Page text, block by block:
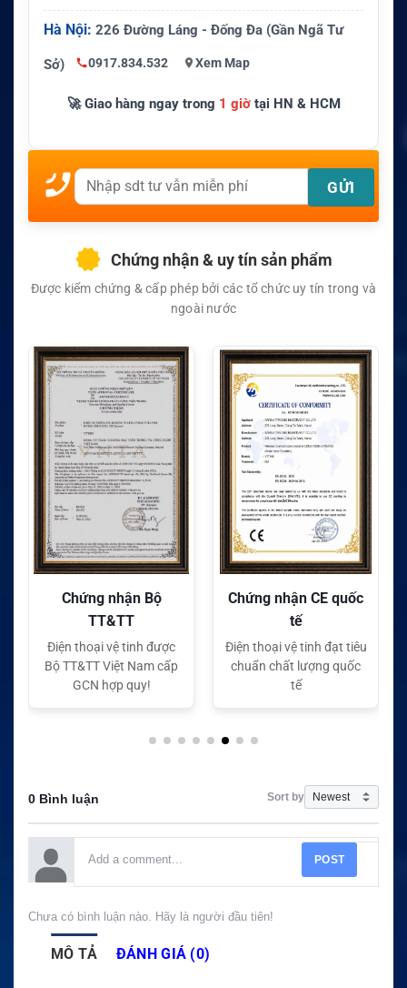
Hà Nội: 226 Đường Láng - Đống Đa (Gần Ngã Tư
Sở) 0917.834.532 Xem Map
🚀 Giao hàng ngay trong 1 giờtại HN & HCM
Chứng nhận & uy tín sản phẩm
Được kiểm chứng & cấp phép bởi các tổ chức uy tín trong và
ngoài nước
Chứng nhận Bộ
TT&TT
Điện thoại vệ tinh được
Bộ TT&TT Việt Nam cấp
GCN hợp quy!
Chứng nhận CE quốc
tế
Điện thoại vệ tinh đạt tiêu
chuẩn chất lượng quốc
tế
0 Bình luận Sort by
POST
Chưa có bình luận nào. Hãy là người đầu tiên!
MÔ TẢ ĐÁNH GIÁ (0)